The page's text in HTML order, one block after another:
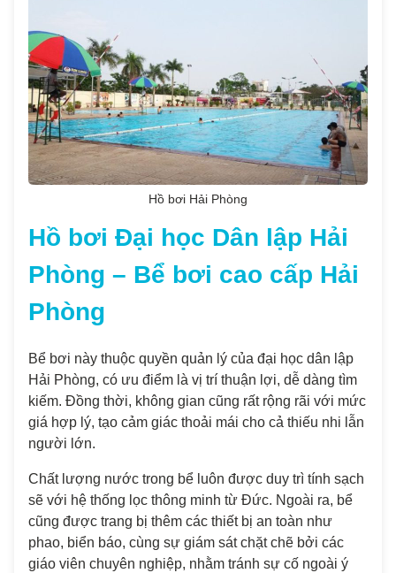
Hồ bơi Hải Phòng
Hồ bơi Đại học Dân lập Hải
Phòng – Bể bơi cao cấp Hải
Phòng
Bể bơi này thuộc quyền quản lý của đại học dân lập
Hải Phòng, có ưu điểm là vị trí thuận lợi, dễ dàng tìm
kiếm. Đồng thời, không gian cũng rất rộng rãi với mức
giá hợp lý, tạo cảm giác thoải mái cho cả thiếu nhi lẫn
người lớn.
Chất lượng nước trong bể luôn được duy trì tính sạch
sẽ với hệ thống lọc thông minh từ Đức. Ngoài ra, bể
cũng được trang bị thêm các thiết bị an toàn như
phao, biển báo, cùng sự giám sát chặt chẽ bởi các
giáo viên chuyên nghiệp, nhằm tránh sự cố ngoài ý